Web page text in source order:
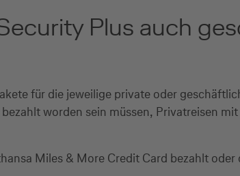
Plus auch
für die jeweilige private oder
worden sein müssen, Privatreisen
Miles & More Credit Card bezahlt